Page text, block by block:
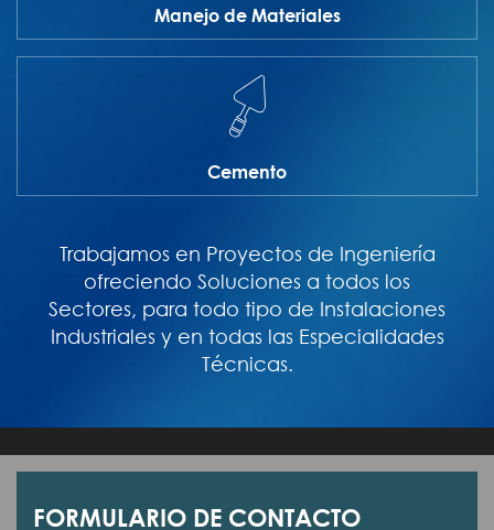
Manejo de Materiales
Cemento
Trabajamos en Proyectos de Ingeniería
ofreciendo Soluciones a todos los
Sectores, para todo tipo de Instalaciones
Industriales y en todas las Especialidades
Técnicas.
FORMULARIO DE CONTACTO